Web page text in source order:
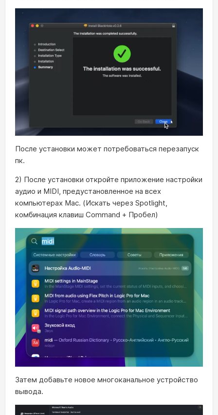
После установки может потребоваться перезапуск
пк.
2) После установки откройте приложение настройки
аудио и MIDI, предустановленное на всех
компьютерах Mac. (Искать через Spotlight,
комбинация клавиш Command + Пробел)
Затем добавьте новое многоканальное устройство
вывода.